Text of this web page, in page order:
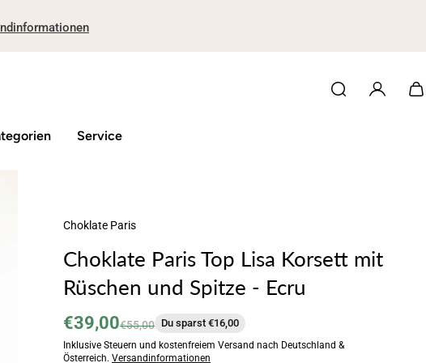
Service
Choklate Paris
Choklate Paris Top Lisa Korsett mit
Rüschen und Spitze - Ecru
€39,00€55,00 Du sparst €16,00
Inklusive Steuern und kostenfreiem Versand nach Deutschland &
Österreich. Versandinformationen